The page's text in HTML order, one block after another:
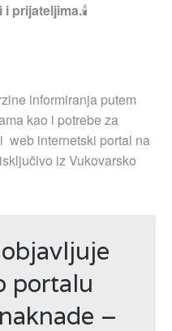
i prijateljima.🕯
informiranja putem
kao i potrebe za
web internetski portal na
iz Vukovarsko
portalu
–